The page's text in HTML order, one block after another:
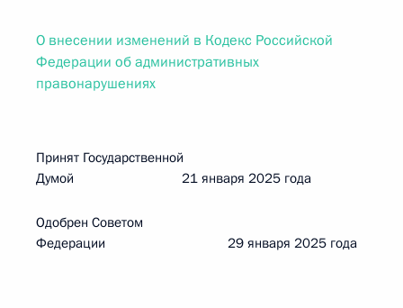
О внесении изменений в Кодекс Российской
Федерации об административных
правонарушениях
Принят Государственной
Думой 21 января 2025 года
Одобрен Советом
Федерации 29 января 2025 года